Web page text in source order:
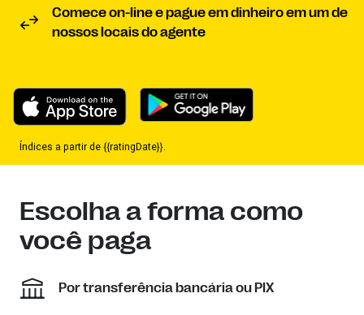
Comece on-line e pague em dinheiro em um de
nossos locais do agente
Índices a partir de {{ratingDate}}.
Escolha a forma como
você paga
Por transferência bancária ou PIX